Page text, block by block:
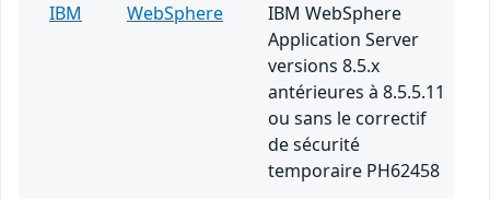
IBM
WebSphere
IBM WebSphere
Application Server
versions 8.5.x
antérieures à 8.5.5.11
ou sans le correctif
de sécurité
temporaire PH62458